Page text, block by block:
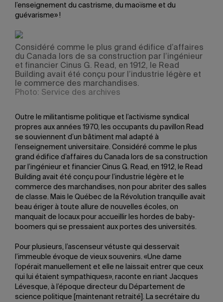
l’enseignement du castrisme, du maoïsme et du
guévarisme» !
Considéré comme le plus grand édifice d’affaires
du Canada lors de sa construction par l’ingénieur
et financier Cinus G. Read, en 1912, le Read
Building avait été conçu pour l’industrie légère et
le commerce des marchandises.
Photo: Service des archives
Outre le militantisme politique et l’activisme syndical
propres aux années 1970, les occupants du pavillon Read
se souviennent d’un bâtiment mal adapté à
l’enseignement universitaire. Considéré comme le plus
grand édifice d’affaires du Canada lors de sa construction
par l’ingénieur et financier Cinus G. Read, en 1912, le Read
Building avait été conçu pour l’industrie légère et le
commerce des marchandises, non pour abriter des salles
de classe. Mais le Québec de la Révolution tranquille avait
beau ériger à toute allure de nouvelles écoles, on
manquait de locaux pour accueillir les hordes de baby-
boomers qui se pressaient aux portes des universités.
Pour plusieurs, l’ascenseur vétuste qui desservait
l’immeuble évoque de vieux souvenirs. «Une dame
l’opérait manuellement et elle ne laissait entrer que ceux
qui lui étaient sympathiques», raconte en riant Jacques
Lévesque, à l’époque directeur du Département de
science politique [maintenant retraité]. La secrétaire du